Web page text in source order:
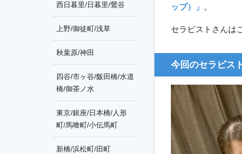
ップ）」
。
セラピストさんは
今回のセラピス
西日暮里/日暮里/鶯谷
上野/御徒町/浅草
秋葉原/神田
四谷/市ヶ谷/飯田橋/水道
橋/御茶ノ水
東京/銀座/日本橋/人形
町/馬喰町/小伝馬町
新橋/浜松町/田町